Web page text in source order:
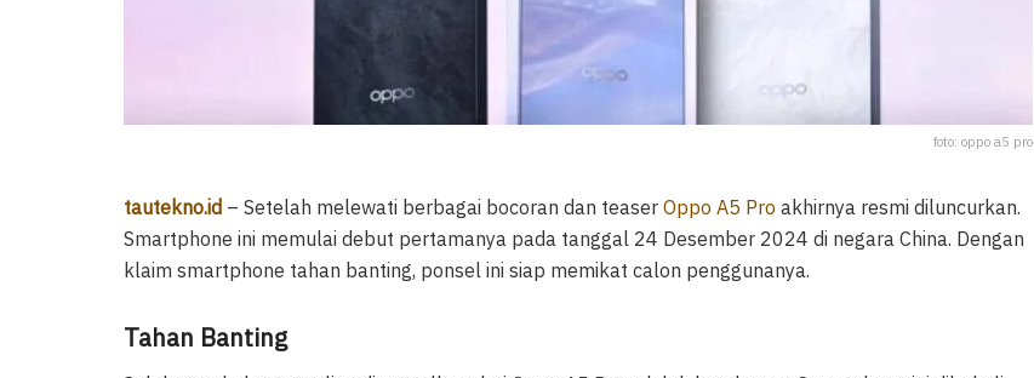
foto: oppo a5 pro
tautekno.id – Setelah melewati berbagai bocoran dan teaser Oppo A5 Pro akhirnya resmi diluncurkan.
Smartphone ini memulai debut pertamanya pada tanggal 24 Desember 2024 di negara China. Dengan
klaim smartphone tahan banting, ponsel ini siap memikat calon penggunanya.
Tahan Banting